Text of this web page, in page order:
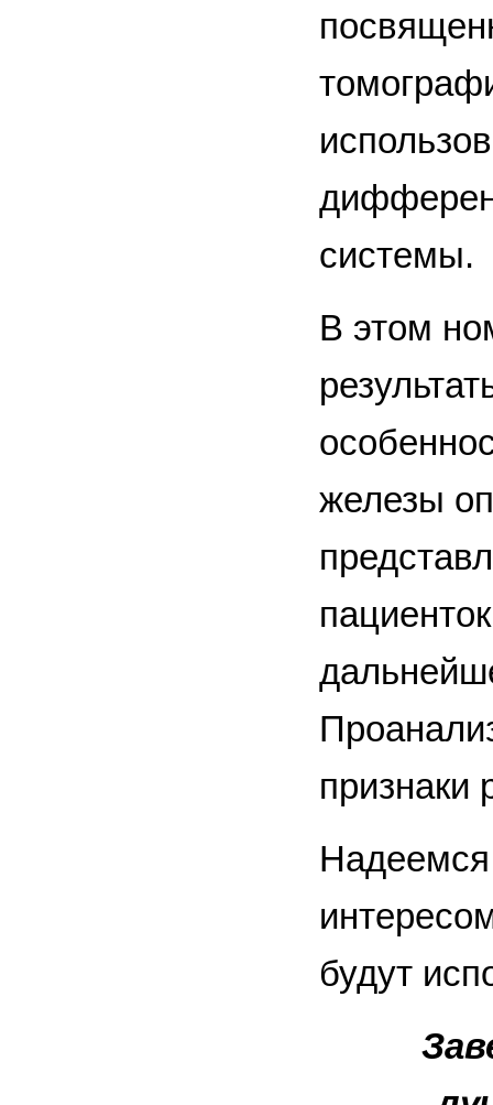
системы.
В этом
железы
признаки
будут